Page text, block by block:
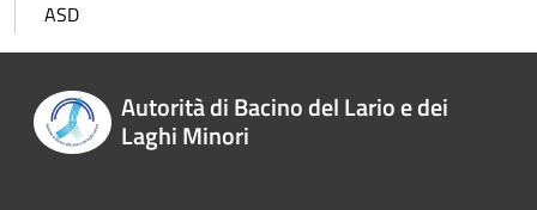
ASD
Autorità di Bacino del Lario e dei
Laghi Minori